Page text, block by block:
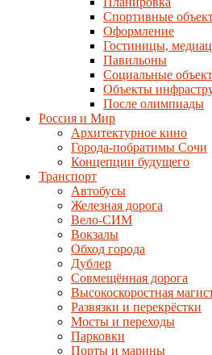
Спортивные
Оформление
Гостиницы,
Павильоны
Социальные
Объекты
После олимпиады
Россия и Мир
Архитектурное кино
Города-побратимы Сочи
Концепции будущего
Транспорт
Автобусы
Железная дорога
Вело-СИМ
Вокзалы
Обход города
Дублер
Совмещённая дорога
Высокоскоростная
Развязки и перекрёстки
Мосты и переходы
Парковки
Порты и марины